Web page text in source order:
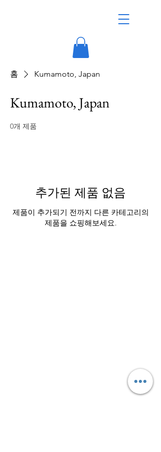
홈 Kumamoto, Japan
Kumamoto, Japan
0개 제품
추가된 제품 없음
제품이 추가되기 전까지 다른 카테고리의
제품을 쇼핑해보세요.